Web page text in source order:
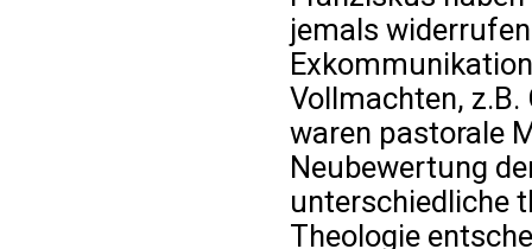
jemals
Vollmachten,
waren pastorale
Neubewertung
unterschiedliche
Theologie